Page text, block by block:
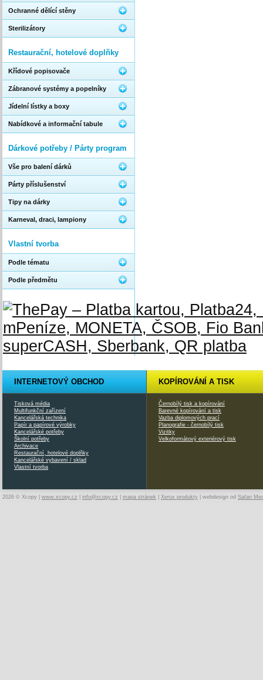
Ochranné dělící stěny
Sterilizátory
Restaurační, hotelové doplňky
Křídové popisovače
Zábranové systémy a popelníky
Jídelní lístky a boxy
Nabídkové a informační tabule
Dárkové potřeby / Párty program
Vše pro balení dárků
Párty příslušenství
Tipy na dárky
Karneval, draci, lampiony
Vlastní tvorba
Podle tématu
Podle předmětu
INTERNETOVÝ OBCHOD
Tisková média
Multifunkční zařízení
Kancelářská technika
Papír a papírové výrobky
Kancelářské potřeby
Školní potřeby
Archivace
Restaurační, hotelové doplňky
Kancelářské vybavení / sklad
Vlastní tvorba
KOPÍROVÁNÍ A TISK
Černobílý tisk a kopírování
Barevné kopírování a tisk
Vazba diplomových prací
Planografie - černobílý tisk
Vizitky
Velkoformátový exteriérový tisk
2026 © Xcopy | www.xcopy.cz info@xcopy.cz mapa stránek Xerox produkty | webdesign od Safari